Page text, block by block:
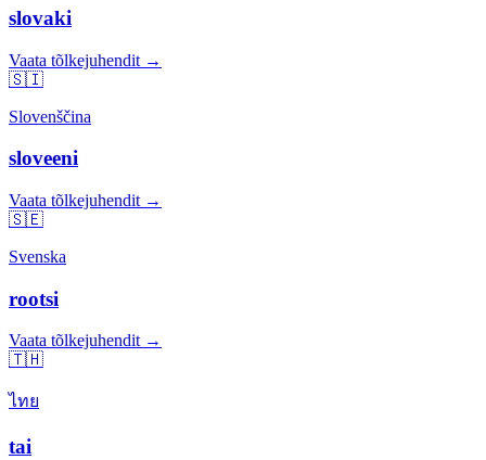
slovaki
Vaata tõlkejuhendit →
🇸🇮
Slovenščina
sloveeni
Vaata tõlkejuhendit →
🇸🇪
Svenska
rootsi
Vaata tõlkejuhendit →
🇹🇭
ไทย
tai